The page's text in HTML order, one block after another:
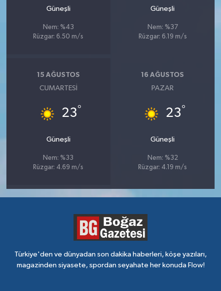
Güneşli
Nem: %43
Rüzgar: 6.50 m/s
Güneşli
Nem: %37
Rüzgar: 6.19 m/s
15 AĞUSTOS
CUMARTESI
23°
Güneşli
Nem: %33
Rüzgar: 4.69 m/s
16 AĞUSTOS
PAZAR
23°
Güneşli
Nem: %32
Rüzgar: 4.19 m/s
Türkiye'den ve dünyadan son dakika haberleri, köşe yazıları,
magazinden siyasete, spordan seyahate her konuda Flow!